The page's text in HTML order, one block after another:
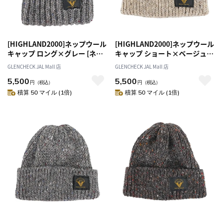
[HIGHLAND2000]ネップウール
キャップ ロング×グレー [ネコ
ポス便出荷]
GLENCHECK JAL Mall 店
5,500 円 （税込）
積算 50 マイル (1倍)
[HIGHLAND2000]ネップウール
キャップ ショート×ベージュ
[ネコポス便出荷]
GLENCHECK JAL Mall 店
5,500 円 （税込）
積算 50 マイル (1倍)